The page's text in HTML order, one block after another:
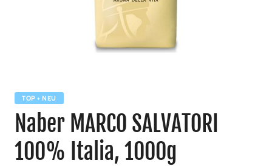
TOP + NEU
Naber MARCO SALVATORI
100% Italia, 1000g